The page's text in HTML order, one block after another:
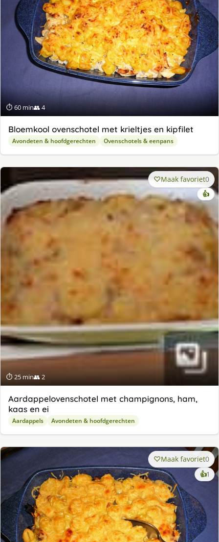
⏱ 60 min👥 4
Bloemkool ovenschotel met krieltjes en kipfilet
Avondeten & hoofdgerechten Ovenschotels & eenpans
⏱ 25 min👥 2
Maak favoriet0
👍
Aardappelovenschotel met champignons, ham,
kaas en ei
Aardappels Avondeten & hoofdgerechten
Maak favoriet0
👍1